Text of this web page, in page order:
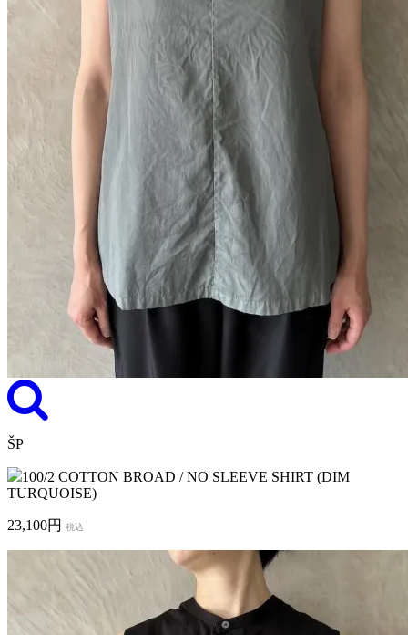
ŠP
100/2 COTTON BROAD / NO SLEEVE SHIRT (DIM
TURQUOISE)
23,100円 税込